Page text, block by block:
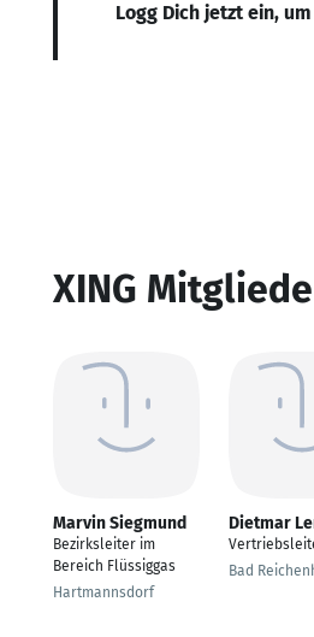
Logg Dich jetzt ein,
XING
Marvin Siegmund
Bezirksleiter im
Bereich Flüssiggas
Hartmannsdorf
Dietmar
Bad